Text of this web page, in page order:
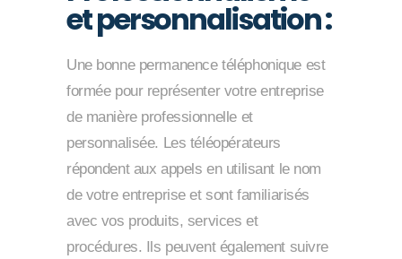
et personnalisation :
Une bonne permanence téléphonique est
formée pour représenter votre entreprise
de manière professionnelle et
personnalisée. Les téléopérateurs
répondent aux appels en utilisant le nom
de votre entreprise et sont familiarisés
avec vos produits, services et
procédures. Ils peuvent également suivre